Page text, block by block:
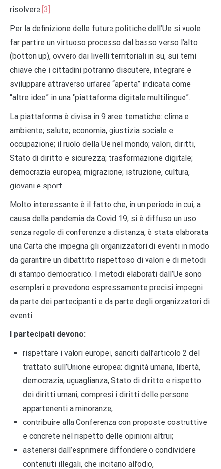
risolvere. [3]
Per la definizione delle future politiche dell’Ue si vuole
far partire un virtuoso processo dal basso verso l’alto
(botton up), ovvero dai livelli territoriali in su, sui temi
chiave che i cittadini potranno discutere, integrare e
sviluppare attraverso un’area “aperta” indicata come
“altre idee” in una “piattaforma digitale multilingue”.
La piattaforma è divisa in 9 aree tematiche: clima e
ambiente; salute; economia, giustizia sociale e
occupazione; il ruolo della Ue nel mondo; valori, diritti,
Stato di diritto e sicurezza; trasformazione digitale;
democrazia europea; migrazione; istruzione, cultura,
giovani e sport.
Molto interessante è il fatto che, in un periodo in cui, a
causa della pandemia da Covid 19, si è diffuso un uso
senza regole di conferenze a distanza, è stata elaborata
una Carta che impegna gli organizzatori di eventi in modo
da garantire un dibattito rispettoso di valori e di metodi
di stampo democratico. I metodi elaborati dall’Ue sono
esemplari e prevedono espressamente precisi impegni
da parte dei partecipanti e da parte degli organizzatori di
eventi.
I partecipati devono:
rispettare i valori europei, sanciti dall’articolo 2 del
trattato sull’Unione europea: dignità umana, libertà,
democrazia, uguaglianza, Stato di diritto e rispetto
dei diritti umani, compresi i diritti delle persone
appartenenti a minoranze;
contribuire alla Conferenza con proposte costruttive
e concrete nel rispetto delle opinioni altrui;
astenersi dall’esprimere diffondere o condividere
contenuti illegali, che incitano all’odio,